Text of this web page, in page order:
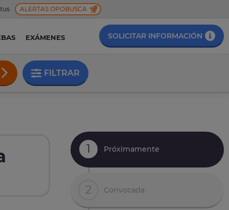
ALERTAS OPOBUSCA
EXÁMENES SOLICITAR INFORMACIÓN
FILTRAR
1 Próximamente
2 Convocada